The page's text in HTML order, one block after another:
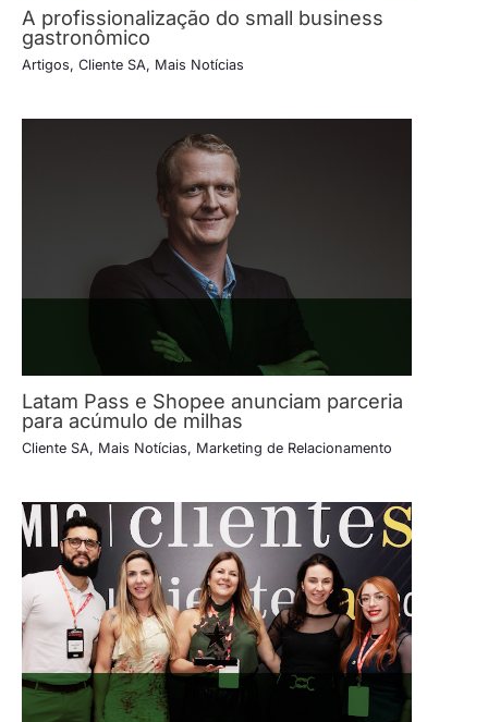
A profissionalização do small business
gastronômico
Artigos, Cliente SA, Mais Notícias
Latam Pass e Shopee anunciam parceria
para acúmulo de milhas
Cliente SA, Mais Notícias, Marketing de Relacionamento